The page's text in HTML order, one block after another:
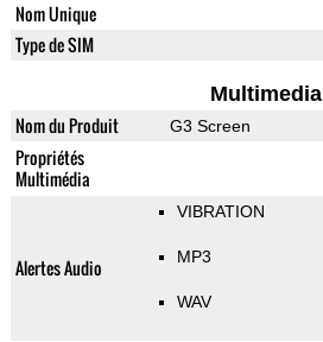
Nom Unique
Type de SIM
Multimedia
Nom du Produit G3 Screen
Propriétés
Multimédia
Alertes Audio
VIBRATION
MP3
WAV